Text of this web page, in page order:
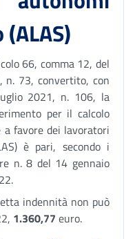
66, comma 12, del
n. 73, convertito, con
2021, n. 106, la
per il calcolo
a favore dei lavoratori
è pari, secondo i
n. 8 del 14 gennaio
indennità non può
1.360,77 euro.